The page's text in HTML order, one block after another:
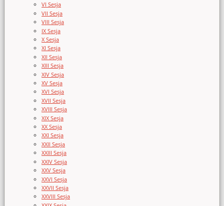
VI Sesja
VII Sesja
VIII Sesja
IX Sesja
X Sesja
XI Sesja
XII Sesja
XIII Sesja
XIV Sesja
XV Sesja
XVI Sesja
XVII Sesja
XVIII Sesja
XIX Sesja
XX Sesja
XXI Sesja
XXII Sesja
XXIII Sesja
XXIV Sesja
XXV Sesja
XXVI Sesja
XXVII Sesja
XXVIII Sesja